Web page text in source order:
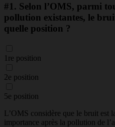
#1. Selon l’OMS, parmi
pollution existantes, le
quelle position ?
1re position
2e position
5e position
L’OMS considère que le bruit est
importance après la pollution de